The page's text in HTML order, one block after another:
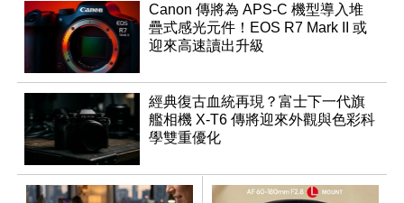
Canon 傳將為 APS-C 機型導入堆
疊式感光元件！EOS R7 Mark II 或
迎來高速讀出升級
經典復古血統再現？富士下一代旗
艦相機 X-T6 傳將迎來外觀與色彩科
學雙重優化